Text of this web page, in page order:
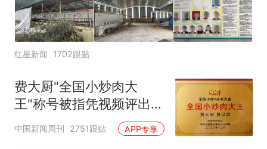
红星新闻 1702跟贴
费大厨"全国小炒肉大
王"称号被指凭视频评出
官方回应
中国新闻周刊 2751跟贴 APP专享